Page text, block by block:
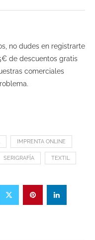
no dudes en registrarte
de descuentos gratis
comerciales
IMPRENTA ONLINE
SERIGRAFÍA TEXTIL